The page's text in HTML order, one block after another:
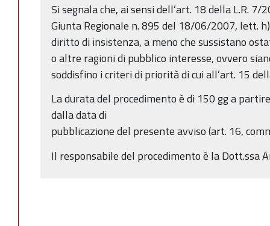
Si segnala che, ai sensi dell’art. 18 della L.R.
Giunta Regionale n. 895 del 18/06/2007, lett.
diritto di insistenza, a meno che sussistano
o altre ragioni di pubblico interesse, ovvero
soddisfino i criteri di priorità di cui all’art. 15
La durata del procedimento è di 150 gg a
dalla data di
pubblicazione del presente avviso (art. 16,
Il responsabile del procedimento è la Dott.ssa